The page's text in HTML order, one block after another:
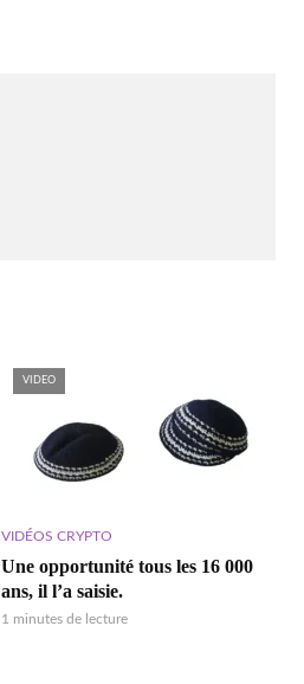
VIDEO
VIDÉOS CRYPTO
Une opportunité tous les 16 000
ans, il l’a saisie.
1 minutes de lecture